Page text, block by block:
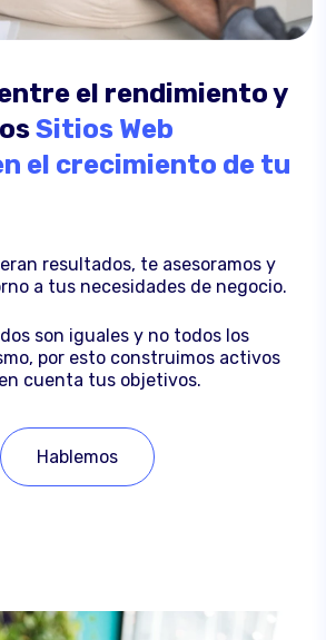
el rendimiento y
Sitios Web
el crecimiento de tu
resultados, te asesoramos y
a tus necesidades de negocio.
son iguales y no todos los
por esto construimos activos
cuenta tus objetivos.
Hablemos